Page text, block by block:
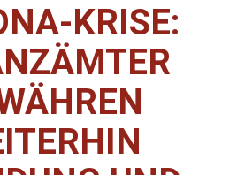
KRISE: